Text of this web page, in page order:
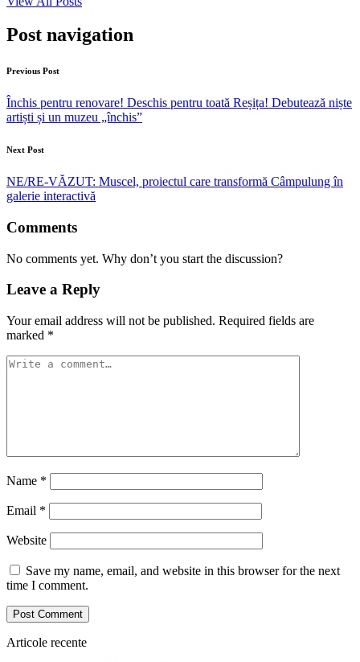
Post navigation
Previous Post
Închis pentru renovare! Deschis pentru toată Reșița! Debutează niște
artiști și un muzeu „închis”
Next Post
NE/RE-VĂZUT: Muscel, proiectul care transformă Câmpulung în
galerie interactivă
Comments
No comments yet. Why don’t you start the discussion?
Leave a Reply
Your email address will not be published. Required fields are
marked *
Name *
Email *
Website
Save my name, email, and website in this browser for the next
time I comment.
Articole recente